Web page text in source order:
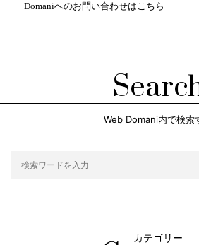
Domaniへのお問い合わせはこちら
Web Domani内で検索
カテゴリー